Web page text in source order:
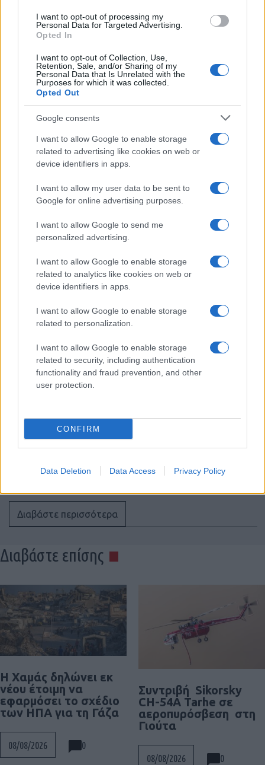
I want to opt-out of processing my
Personal Data for Targeted Advertising.
Opted In
I want to opt-out of Collection, Use,
Retention, Sale, and/or Sharing of my
Personal Data that Is Unrelated with the
Purposes for which it was collected.
Opted Out
Google consents
I want to allow Google to enable storage
related to advertising like cookies on web or
device identifiers in apps.
I want to allow my user data to be sent to
Google for online advertising purposes.
I want to allow Google to send me
personalized advertising.
I want to allow Google to enable storage
related to analytics like cookies on web or
device identifiers in apps.
I want to allow Google to enable storage
related to personalization.
I want to allow Google to enable storage
related to security, including authentication
functionality and fraud prevention, and other
user protection.
CONFIRM
Data Deletion Data Access Privacy Policy
McDonnell F3H Demon: Το βαρύ
ναυτικό μαχητικό της πρώτης εποχής
των πυραύλων
Οι Ρωσικές απώλειες στην Ουκρανία
μπορεί να φθάνουν το μισό
εκατομμύριο νεκρούς
ΣΑΝ ΣΗΜΕΡΑ – 8 Αυγούστου 2000: Η
υποβρύχιου θρύλου
συνεργασία με Ρωσία και Κίνα
Διαβάστε περισσότερα
Διαβάστε επίσης
Η Χαμάς δηλώνει εκ
νέου έτοιμη να
εφαρμόσει το σχέδιο
των ΗΠΑ για τη Γάζα
08/08/2026 0
Συντριβή Sikorsky
CH-54A Tarhe σε
αεροπυρόσβεση στη
Γιούτα
08/08/2026 0